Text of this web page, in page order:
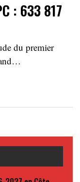
: 633 817
du premier